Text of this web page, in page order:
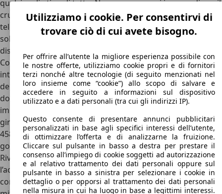
qualsivoglia tipo di tetto. Non mancano poi i comandi per il
cruise control, per il sistema di infotainment e per le
telecamere di retromarcia, nonché per il sistema che
solleva l’asse anteriore per evitare il contatto con dossi
dissuasori o rampe e il selettore del cambio.
Come in tutte le berlinette Ferrari moderne, infatti, gli
interni di Ferrari Monza sono privi di un classico schermo
dell’infotainment: tutto è alloggiato nel quadro strumenti
dotato di due schermi digitali ai lati del bellissimo ed
immancabile contagiri analogico con linea rossa a 9.000
giri. Davanti a lui troviamo il volante, che dal debutto della
458 Italia nel 2009 è molto più di uno strumento per
governare le ruote.
Rivestito in pelle e fibra di carbonio, integra il tasto per
l’accensione del motore, per le frecce, per i fari, per
controllare la risposta degli ammortizzatori e anche per il
Utilizziamo i cookie. Per consentirvi di
trovare ciò di cui avete bisogno.
Per offrire all’utente la migliore esperienza possibile con
le nostre offerte, utilizziamo cookie propri e di fornitori
terzi nonché altre tecnologie (di seguito menzionati nel
loro insieme come “cookie”) allo scopo di salvare e
accedere in seguito a informazioni sul dispositivo
utilizzato e a dati personali (tra cui gli indirizzi IP).
Questo consente di presentare annunci pubblicitari
personalizzati in base agli specifici interessi dell’utente,
di ottimizzare l’offerta e di analizzarne la fruizione.
Cliccare sul pulsante in basso a destra per prestare il
consenso all’impiego di cookie soggetti ad autorizzazione
e al relativo trattamento dei dati personali oppure sul
pulsante in basso a sinistra per selezionare i cookie in
dettaglio o per opporsi al trattamento dei dati personali
nella misura in cui ha luogo in base a legittimi interessi.